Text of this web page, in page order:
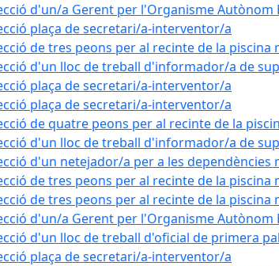
d'un/a Gerent per l'Organisme Autònom
plaça de secretari/a-interventor/a
de tres peons per al recinte de la
d'un lloc de treball d'informador/a de
plaça de secretari/a-interventor/a
plaça de secretari/a-interventor/a
de quatre peons per al recinte de la
d'un lloc de treball d'informador/a de
d'un netejador/a per a les dependències
de tres peons per al recinte de la
de tres peons per al recinte de la piscina
d'un/a Gerent per l'Organisme Autònom
d'un lloc de treball d'oficial de primera
plaça de secretari/a-interventor/a